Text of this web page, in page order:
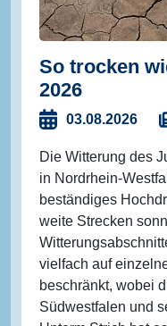
So trocken
2026
03.08.2026
Die Witterung des
in Nordrhein-
beständiges
weite Strecken
vielfach auf
beschränkt, wobei
Südwestfalen und